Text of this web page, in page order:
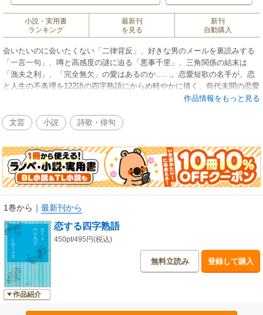
小説・実用書
ランキング
最新刊
を見る
新刊
自動購入
会いたいのに会いたくない「二律背反」、好きな男のメールを裏読みする
「一言一句」、噂と高感度の謎に迫る「悪事千里」、三角関係の結末は
「漁夫之利」、「完全無欠」の愛はあるのか……。恋愛短歌の名手が、恋
と人生の不条理を122語の四字熟語にからめ軽やかに描く、前代未聞の恋愛
四字熟語エッセイ。せつなく甘く、ちょっぴり辛口。作品情報をもっと見る
文芸 小説 詩歌・俳句
1巻から ｜ 最新刊から
作品紹介
恋する四字熟語
450pt/495円(税込)
無料立読み 登録して購入